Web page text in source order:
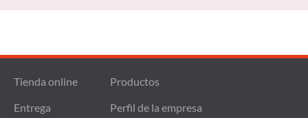
Tienda online
Productos
Entrega
Perfil de la empresa